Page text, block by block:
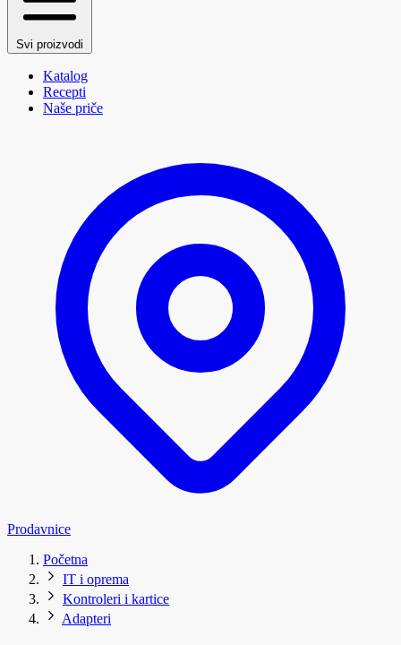
Svi proizvodi
Katalog
Recepti
Naše priče
Prodavnice
Početna
IT i oprema
Kontroleri i kartice
Adapteri